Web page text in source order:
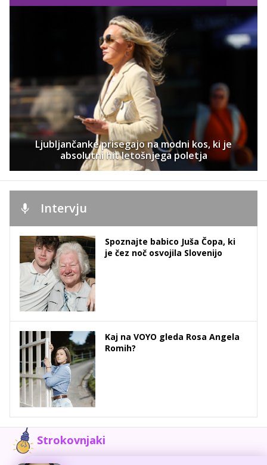
Ljubljančanke prisegajo na modni kos, ki je
absolutni hit letošnjega poletja
Intervju
Spoznajte babico Juša Čopa, ki
je čez noč osvojila Slovenijo
Kaj na VOYO gleda Rosa Angela
Romih?
Strokovnjaki